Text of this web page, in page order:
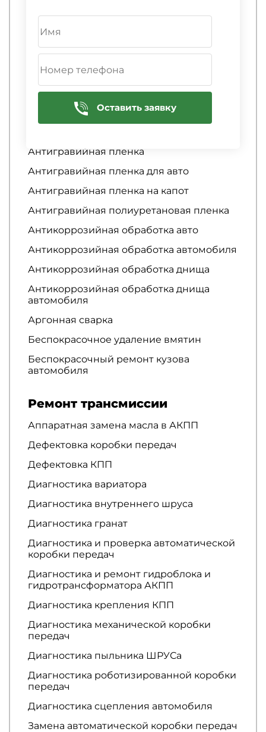
Антигравийная защита кузова
автомобиля
Антигравийная оклейка
Антигравийная оклейка арок
Антигравийная пленка
Антигравийная пленка для авто
Антигравийная пленка на капот
Антигравийная полиуретановая пленка
Антикоррозийная обработка авто
Антикоррозийная обработка автомобиля
Антикоррозийная обработка днища
Антикоррозийная обработка днища
автомобиля
Аргонная сварка
Беспокрасочное удаление вмятин
Беспокрасочный ремонт кузова
автомобиля
Ремонт трансмиссии
Аппаратная замена масла в АКПП
Дефектовка коробки передач
Дефектовка КПП
Диагностика вариатора
Диагностика внутреннего шруса
Диагностика гранат
Диагностика и проверка автоматической
коробки передач
Диагностика и ремонт гидроблока и
гидротрансформатора АКПП
Диагностика крепления КПП
Диагностика механической коробки
передач
Диагностика пыльника ШРУСа
Диагностика роботизированной коробки
передач
Диагностика сцепления автомобиля
Замена автоматической коробки передач
Оставить заявку